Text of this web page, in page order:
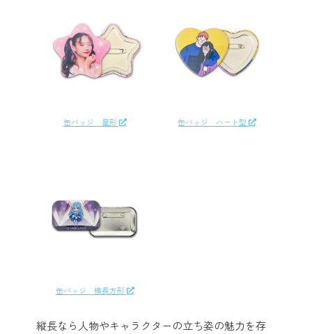
缶バッジ 星形 缶バッジ ハート型
缶バッジ 横長方形
縦長なら人物やキャラクターの立ち姿の魅力を存